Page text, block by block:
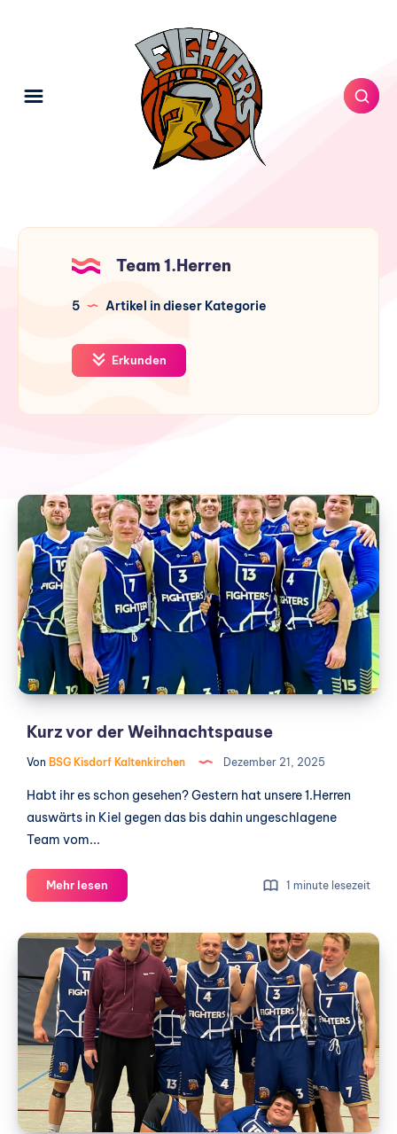
Team 1.Herren
5 Artikel in dieser Kategorie
Erkunden
Kurz
der
Weihnachtspause
Kurz vor der Weihnachtspause
Von BSG Kisdorf Kaltenkirchen Dezember 21, 2025
Habt ihr es schon gesehen? Gestern hat unsere 1.Herren
auswärts in Kiel gegen das bis dahin ungeschlagene
Team vom...
Mehr lesen
vor
Weihnachtspause
1 minute lesezeit
Wochenendbericht